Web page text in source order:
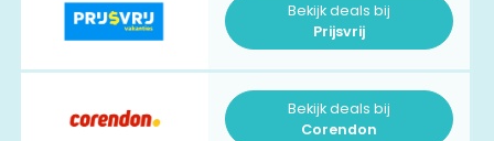
Bekijk deals bij
Prijsvrij
Bekijk deals bij
Corendon